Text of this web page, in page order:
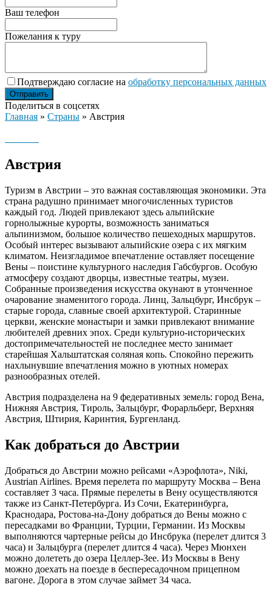
Ваш телефон
Пожелания к туру
Подтверждаю согласие на обработку персональных данных
Поделиться в соцсетях
Главная » Страны » Австрия
Австрия
Туризм в Австрии – это важная составляющая экономики. Эта
страна радушно принимает многочисленных туристов
каждый год. Людей привлекают здесь альпийские
горнолыжные курорты, возможность заниматься
альпинизмом, большое количество пешеходных маршрутов.
Особый интерес вызывают альпийские озера с их мягким
климатом. Неизгладимое впечатление оставляет посещение
Вены – поистине культурного наследия Габсбургов. Особую
атмосферу создают дворцы, известные театры, музеи.
Собранные произведения искусства окунают в утонченное
очарование знаменитого города. Линц, Зальцбург, Инсбрук –
старые города, славные своей архитектурой. Старинные
церкви, женские монастыри и замки привлекают внимание
любителей древних эпох. Среди культурно-исторических
достопримечательностей не последнее место занимает
старейшая Хальштатская соляная копь. Спокойно пережить
нахлынувшие впечатления можно в уютных номерах
разнообразных отелей.
Австрия подразделена на 9 федеративных земель: город Вена,
Нижняя Австрия, Тироль, Зальцбург, Форарльберг, Верхняя
Австрия, Штирия, Каринтия, Бургенланд.
Как добраться до Австрии
Добраться до Австрии можно рейсами «Аэрофлота», Niki,
Austrian Airlines. Время перелета по маршруту Москва – Вена
составляет 3 часа. Прямые перелеты в Вену осуществляются
также из Санкт-Петербурга. Из Сочи, Екатеринбурга,
Краснодара, Ростова-на-Дону добраться до Вены можно с
пересадками во Франции, Турции, Германии. Из Москвы
выполняются чартерные рейсы до Инсбрука (перелет длится 3
часа) и Зальцбурга (перелет длится 4 часа). Через Мюнхен
можно долететь до озера Целлер-Зее. Из Москвы в Вену
можно доехать на поезде в беспересадочном прицепном
вагоне. Дорога в этом случае займет 34 часа.